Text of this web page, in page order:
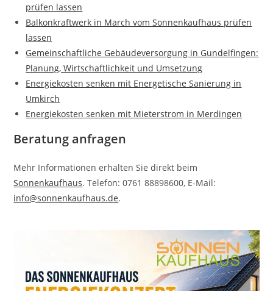
prüfen lassen
Balkonkraftwerk in March vom Sonnenkaufhaus prüfen
lassen
Gemeinschaftliche Gebäudeversorgung in Gundelfingen:
Planung, Wirtschaftlichkeit und Umsetzung
Energiekosten senken mit Energetische Sanierung in
Umkirch
Energiekosten senken mit Mieterstrom in Merdingen
Beratung anfragen
Mehr Informationen erhalten Sie direkt beim
Sonnenkaufhaus. Telefon: 0761 88898600, E-Mail:
info@sonnenkaufhaus.de.